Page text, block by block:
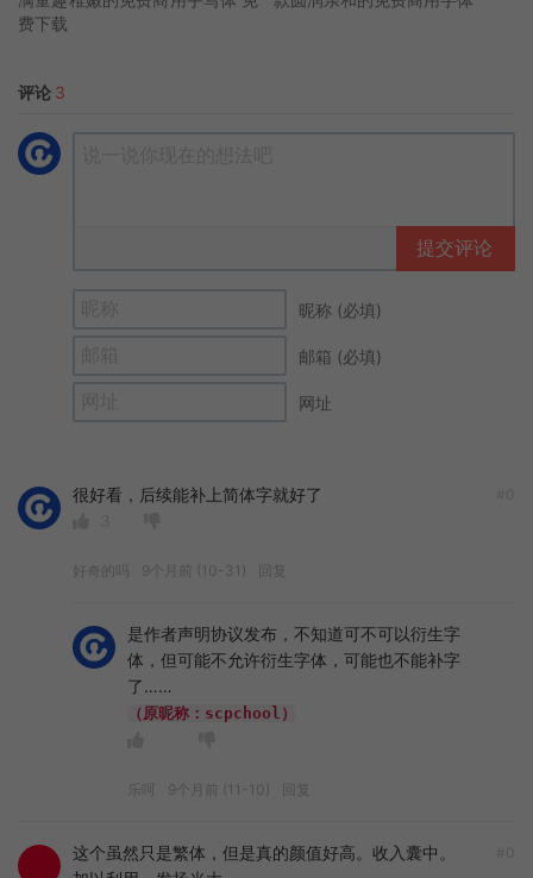
费下载
评论 3
提交评论
昵称 (必填)
邮箱 (必填)
网址
很好看，后续能补上简体字就好了
好奇的吗 9个月前 (10-31) 回复
是作者声明协议发布，不知道可不可以衍生字
体，但可能不允许衍生字体，可能也不能补字
了……
（原昵称：scpchool）
乐呵 9个月前 (11-10) 回复
这个虽然只是繁体，但是真的颜值好高。收入囊中。